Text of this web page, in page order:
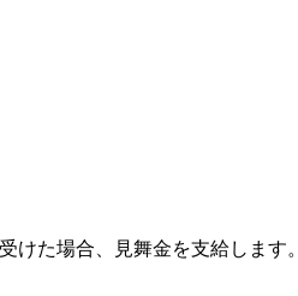
けた場合、見舞金を支給します。